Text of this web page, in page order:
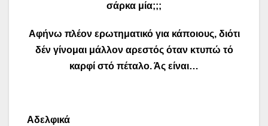
σάρκα μία;;;
Αφήνω πλέον ερωτηματικό για κάποιους, διότι
δέν γίνομαι μάλλον αρεστός όταν κτυπώ τό
καρφί στό πέταλο. Άς είναι…
Αδελφικά